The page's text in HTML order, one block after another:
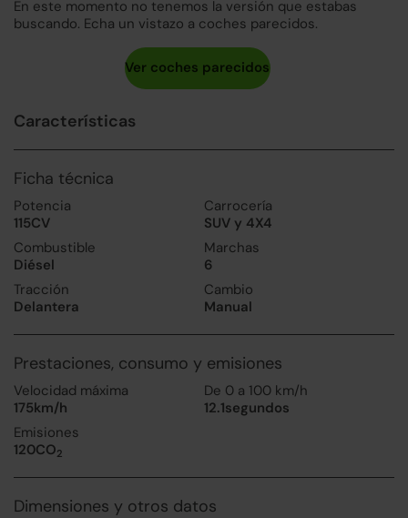
En este momento no tenemos la versión que estabas
buscando. Echa un vistazo a coches parecidos.
Características
Ficha técnica
Potencia
115CV
Carrocería
SUV y 4X4
Combustible
Diésel
Marchas
6
Tracción
Delantera
Cambio
Manual
Prestaciones, consumo y emisiones
Velocidad máxima
175km/h
De 0 a 100 km/h
12.1segundos
Emisiones
120CO2
Dimensiones y otros datos